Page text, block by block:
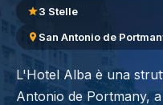
3 Stelle
San Antonio de
L'Hotel Alba è una
Antonio de Portmany,